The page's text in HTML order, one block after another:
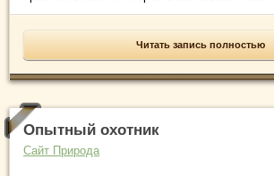
Читать запись полностью
Опытный охотник
Сайт Природа